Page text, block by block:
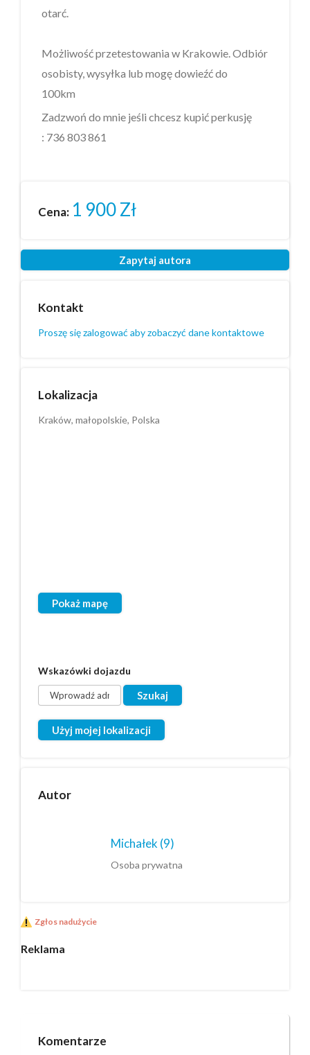
otarć.
Możliwość przetestowania w Krakowie. Odbiór
osobisty, wysyłka lub mogę dowieźć do
100km
Zadzwoń do mnie jeśli chcesz kupić perkusję
: 736 803 861
Cena: 1 900Zł
Zapytaj autora
Kontakt
Proszę się zalogować aby zobaczyć dane kontaktowe
Lokalizacja
Kraków, małopolskie, Polska
Pokaż mapę
Wskazówki dojazdu
Użyj mojej lokalizacji
Autor
Michałek (9)
Osoba prywatna
Zgłos nadużycie
Reklama
Komentarze